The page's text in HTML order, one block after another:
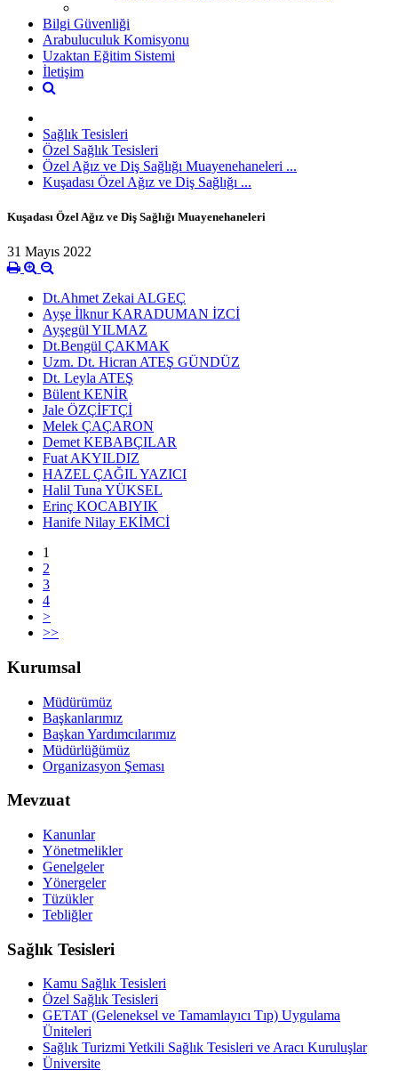
Bilgi Güvenliği
Arabuluculuk Komisyonu
Uzaktan Eğitim Sistemi
İletişim
Sağlık Tesisleri
Özel Sağlık Tesisleri
Özel Ağız ve Diş Sağlığı Muayenehaneleri ...
Kuşadası Özel Ağız ve Diş Sağlığı ...
Kuşadası Özel Ağız ve Diş Sağlığı Muayenehaneleri
31 Mayıs 2022
Dt.Ahmet Zekai ALGEÇ
Ayşe İlknur KARADUMAN İZCİ
Ayşegül YILMAZ
Dt.Bengül ÇAKMAK
Uzm. Dt. Hicran ATEŞ GÜNDÜZ
Dt. Leyla ATEŞ
Bülent KENİR
Jale ÖZÇİFTÇİ
Melek ÇAÇARON
Demet KEBABÇILAR
Fuat AKYILDIZ
HAZEL ÇAĞIL YAZICI
Halil Tuna YÜKSEL
Erinç KOCABIYIK
Hanife Nilay EKİMCİ
1
2
3
4
>
>>
Kurumsal
Müdürümüz
Başkanlarımız
Başkan Yardımcılarımız
Müdürlüğümüz
Organizasyon Şeması
Mevzuat
Kanunlar
Yönetmelikler
Genelgeler
Yönergeler
Tüzükler
Tebliğler
Sağlık Tesisleri
Kamu Sağlık Tesisleri
Özel Sağlık Tesisleri
GETAT (Geleneksel ve Tamamlayıcı Tıp) Uygulama
Üniteleri
Sağlık Turizmi Yetkili Sağlık Tesisleri ve Aracı Kuruluşlar
Üniversite